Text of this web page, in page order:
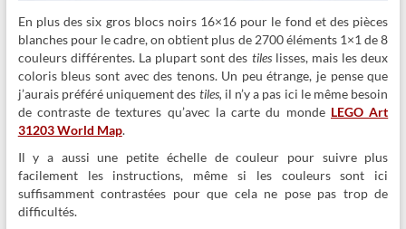
En plus des six gros blocs noirs 16×16 pour le fond et des pièces
blanches pour le cadre, on obtient plus de 2700 éléments 1×1 de 8
couleurs différentes. La plupart sont des tileslisses, mais les deux
coloris bleus sont avec des tenons. Un peu étrange, je pense que
j’aurais préféré uniquement des tiles, il n’y a pas ici le même besoin
de contraste de textures qu’avec la carte du monde LEGO Art
31203 World Map.
Il y a aussi une petite échelle de couleur pour suivre plus
facilement les instructions, même si les couleurs sont ici
suffisamment contrastées pour que cela ne pose pas trop de
difficultés.